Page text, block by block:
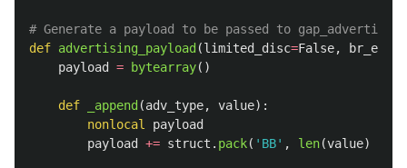
def advertising_payload (limited_disc=False, br_edr
payload
= bytearray()
def _append (adv_type, value):
nonlocal
payload
payload
+= struct . pack( ' BB' , len(value)